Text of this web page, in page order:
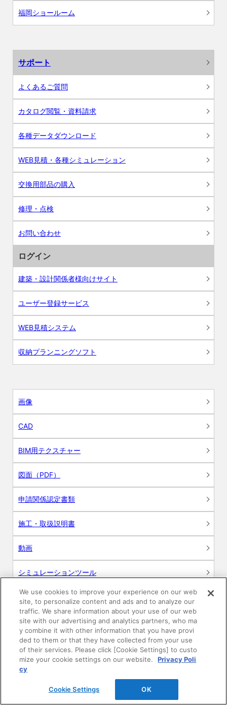
福岡ショールーム
サポート
よくあるご質問
カタログ閲覧・資料請求
各種データダウンロード
WEB見積・各種シミュレーション
交換用部品の購入
修理・点検
お問い合わせ
ログイン
建築・設計関係者様向けサイト
ユーザー登録サービス
WEB見積システム
収納プランニングソフト
画像
CAD
BIM用テクスチャー
図面（PDF）
申請関係認定書類
施工・取扱説明書
動画
シミュレーションツール
24時間換気システム〈エアスマート〉
簡易設計見積ソフト
R&Dセンター環境測定・分析サービス
商品マスター申し込み
We use cookies to improve your experience on our web
site, to personalize content and ads and to analyze our
traffic. We share information about your use of our web
site with our advertising and analytics partners, who ma
y combine it with other information that you have provi
ded to them or that they have collected from your use
of their services. Please click [Cookie Settings] to custo
mize your cookie settings on our website.
Privacy Poli
cy
Cookie Settings OK